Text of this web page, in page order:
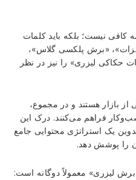
کافی نیست؛ بلکه باید کلمات
«برش پلکسی گلاس»،
حکاکی لیزری» را نیز در نظر
از بازار هستند و در مجموع،
فراهم می‌کنند. درک این
یک استراتژی محتوایی جامع
را پوشش دهد.
لیزری» معمولاً دوگانه است: